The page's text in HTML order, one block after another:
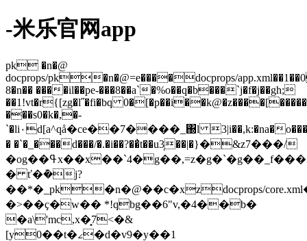
-米乐官网app
pk �n�@
docprops/pk�n�@=e����docprops/
8�n�� ����il��pe-���8��a`�%o��q�b���`j�f�j��gh;
��1!vt�r{[zg�l˝�fi�bq
���s0�k�,�-
`�li٠d[a^qå�ce��7����_΀l 3|i��,k:�na�o�����
� �`�_���d���/�.�i��?��̓t��u3ͅ��|�}�&z7���/
�og��ߟx��x��`4�g��,=z�g�`�g��_f���f���{thi�o���/
� ť�݊�j?
��*�_pk�n�@��c�xzdocprops/
�>��ҫ�w�� *!qbg��6"v,�4��b�
�a\'mc,x�̟7<�&
[y0��t�∠�d�v9�y��1